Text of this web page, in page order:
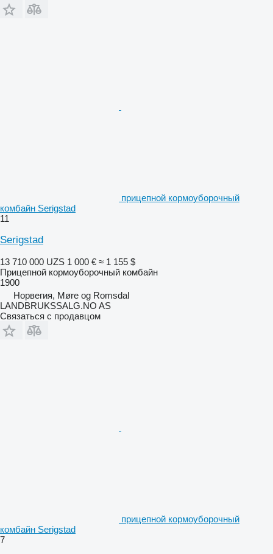
прицепной кормоуборочный
комбайн Serigstad
11
Serigstad
13 710 000 UZS 1 000 € ≈ 1 155 $
Прицепной кормоуборочный комбайн
1900
Норвегия, Møre og Romsdal
LANDBRUKSSALG.NO AS
Связаться с продавцом
прицепной кормоуборочный
комбайн Serigstad
7